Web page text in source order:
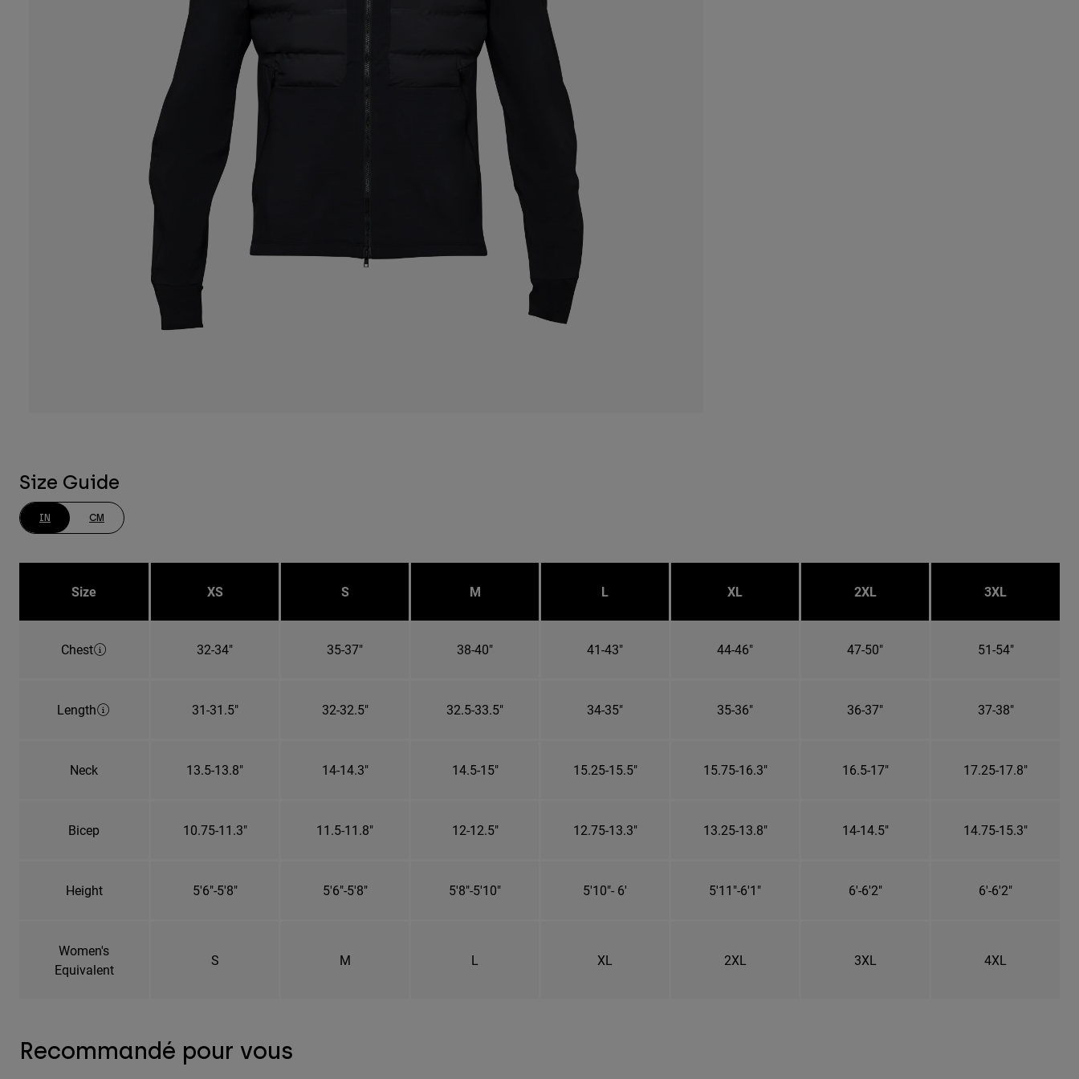
Size Guide
IN CM
Size XS S M L XL 2XL 3XL
Chest 32-34" 35-37" 38-40" 41-43" 44-46" 47-50" 51-54"
Length 31-31.5" 32-32.5" 32.5-33.5" 34-35" 35-36" 36-37" 37-38"
Neck 13.5-13.8" 14-14.3" 14.5-15" 15.25-15.5" 15.75-16.3" 16.5-17" 17.25-17.8"
Bicep 10.75-11.3" 11.5-11.8" 12-12.5" 12.75-13.3" 13.25-13.8" 14-14.5" 14.75-15.3"
Height 5'6"-5'8" 5'6"-5'8" 5'8"-5'10" 5'10"- 6' 5'11"-6'1" 6'-6'2" 6'-6'2"
Women's
Equivalent
S M L XL 2XL 3XL 4XL
Recommandé pour vous